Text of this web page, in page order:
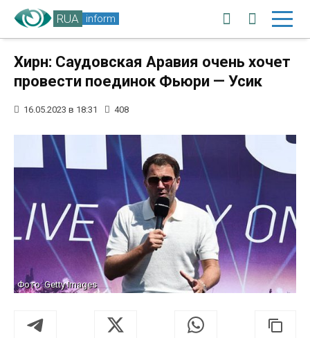
RUA inform
Хирн: Саудовская Аравия очень хочет
провести поединок Фьюри — Усик
16.05.2023 в 18:31 408
Фото: Getty Images